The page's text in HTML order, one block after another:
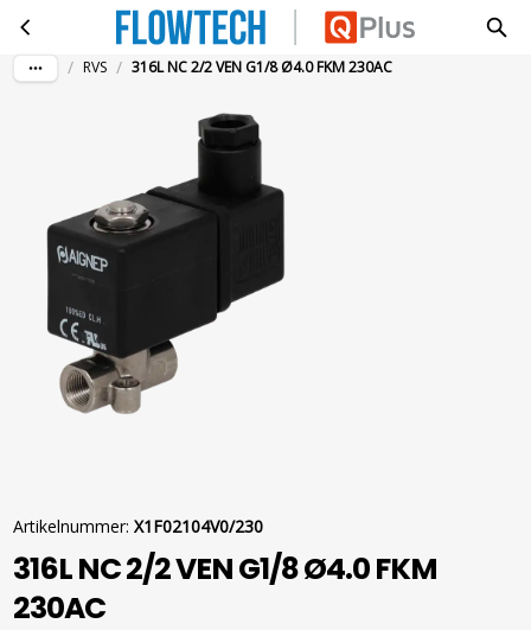
Ga naar hoofdinhoud316L NC 2/2 VEN G1/8 Ø4.0 FKM 230AC
/ RVS / 316L NC 2/2 VEN G1/8 Ø4.0 FKM 230AC
Artikelnummer: X1F02104V0/230
316L NC 2/2 VEN G1/8 Ø4.0 FKM
230AC